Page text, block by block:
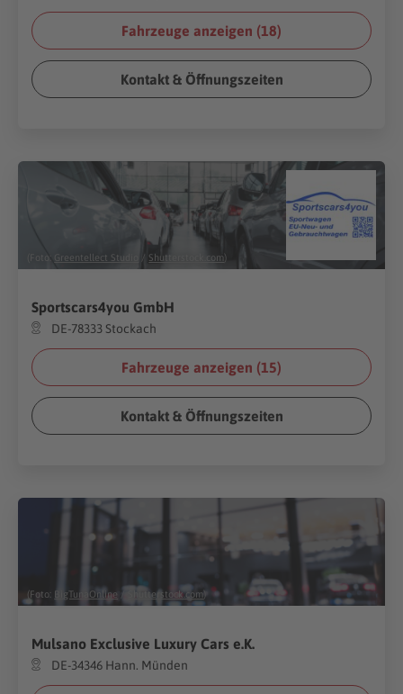
Fahrzeuge anzeigen (18)
Kontakt & Öffnungszeiten
(Foto: Greentellect Studio / Shutterstock.com)
Sportscars4you GmbH
DE-78333 Stockach
Fahrzeuge anzeigen (15)
Kontakt & Öffnungszeiten
(Foto: BigTunaOnline / Shutterstock.com)
Mulsano Exclusive Luxury Cars e.K.
DE-34346 Hann. Münden